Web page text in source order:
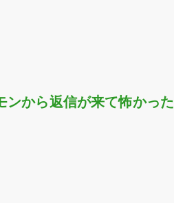
ンから返信が来て怖かった